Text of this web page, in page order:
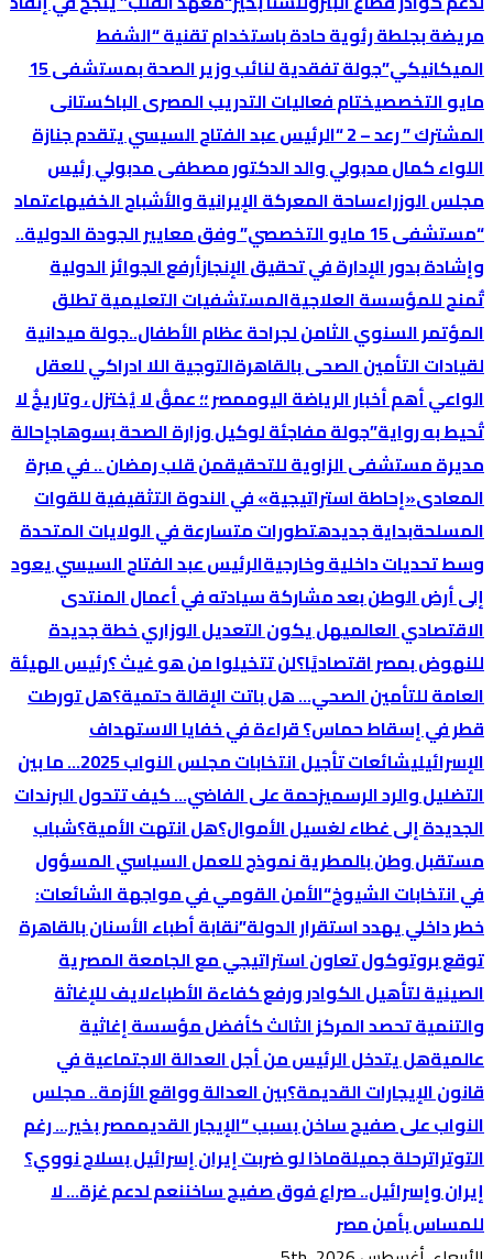
مريضة بجلطة رئوية حادة باستخدام تقنية “الشفط
الميكانيكي”
جولة تفقدية لنائب وزير الصحة بمستشفى 15
مايو التخصصيختام فعاليات التدريب المصرى الباكستانى
المشترك ” رعد – 2 “
الرئيس عبد الفتاح السيسي يتقدم جنازة
اللواء كمال مدبولي والد الدكتور مصطفى مدبولي رئيس
مجلس الوزراءساحة المعركة الإيرانية والأشباح الخفيهاعتماد
“مستشفى 15 مايو التخصصي” وفق معايير الجودة الدولية..
وإشادة بدور الإدارة في تحقيق الإنجازأرفع الجوائز الدولية
تٌمنح للمؤسسة العلاجيةالمستشفيات التعليمية تطلق
المؤتمر السنوي الثامن لجراحة عظام الأطفال..جولة ميدانية
لقيادات التأمين الصحى بالقاهرةالتوجية اللا ادراكي للعقل
الواعيأهم أخبار الرياضة اليوممصر ؛؛ عمقٌ لا يُختزل ، وتاريخٌ لا
تُحيط به رواية”جولة مفاجئة لوكيل وزارة الصحة بسوهاجإحالة
مديرة مستشفى الزاوية للتحقيقمن قلب رمضان .. في مبرة
المعادى«إحاطة استراتيجية» في الندوة التثقيفية للقوات
المسلحةبداية جديدهتطورات متسارعة في الولايات المتحدة
وسط تحديات داخلية وخارجيةالرئيس عبد الفتاح السيسي يعود
إلى أرض الوطن بعد مشاركة سيادته في أعمال المنتدى
الاقتصادي العالميهل يكون التعديل الوزاري خطة جديدة
للنهوض بمصر اقتصاديًا؟لن تتخيلوا من هو غيث ؟رئيس الهيئة
العامة للتأمين الصحي… هل باتت الإقالة حتمية؟هل تورطت
قطر في إسقاط حماس؟ قراءة في خفايا الاستهداف
الإسرائيلي
شائعات تأجيل انتخابات مجلس النواب 2025… ما بين
التضليل والرد الرسميزحمة على الفاضي… كيف تتحول البرندات
الجديدة إلى غطاء لغسيل الأموال؟هل انتهت الأمية؟شباب
مستقبل وطن بالمطرية نموذج للعمل السياسي المسؤول
في انتخابات الشيوخ“الأمن القومي في مواجهة الشائعات:
خطر داخلي يهدد استقرار الدولة”نقابة أطباء الأسنان بالقاهرة
توقع بروتوكول تعاون استراتيجي مع الجامعة المصرية
الصينية لتأهيل الكوادر ورفع كفاءة الأطباءلايف للإغاثة
والتنمية تحصد المركز الثالث كأفضل مؤسسة إغاثية
عالميةهل يتدخل الرئيس من أجل العدالة الاجتماعية في
قانون الإيجارات القديمة؟بين العدالة وواقع الأزمة.. مجلس
النواب على صفيح ساخن بسبب “الإيجار القديممصر بخير… رغم
التوتراترحلة جميلةماذا لو ضربت إيران إسرائيل بسلاح نووي؟
إيران وإسرائيل.. صراع فوق صفيح ساخننعم لدعم غزة… لا
للمساس بأمن مصر